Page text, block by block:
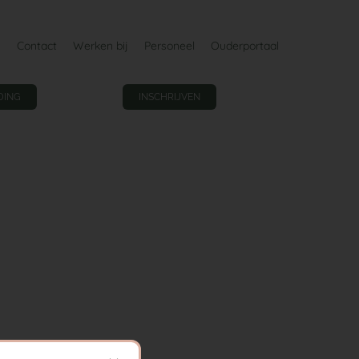
Contact Werken bij Personeel Ouderportaal
INSCHRIJVEN